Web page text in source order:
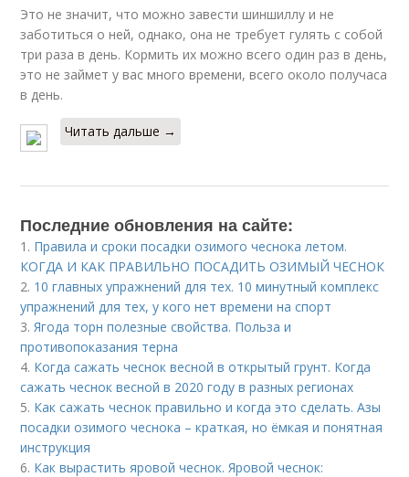
Это не значит, что можно завести шиншиллу и не
заботиться о ней, однако, она не требует гулять с собой
три раза в день. Кормить их можно всего один раз в день,
это не займет у вас много времени, всего около получаса
в день.
Читать дальше →
Последние обновления на сайте:
1. Правила и сроки посадки озимого чеснока летом.
КОГДА И КАК ПРАВИЛЬНО ПОСАДИТЬ ОЗИМЫЙ ЧЕСНОК
2. 10 главных упражнений для тех. 10 минутный комплекс
упражнений для тех, у кого нет времени на спорт
3.Ягода торн полезные свойства. Польза и
противопоказания терна
4. Когда сажать чеснок весной в открытый грунт. Когда
сажать чеснок весной в 2020 году в разных регионах
5. Как сажать чеснок правильно и когда это сделать. Азы
посадки озимого чеснока – краткая, но ёмкая и понятная
инструкция
6. Как вырастить яровой чеснок. Яровой чеснок: